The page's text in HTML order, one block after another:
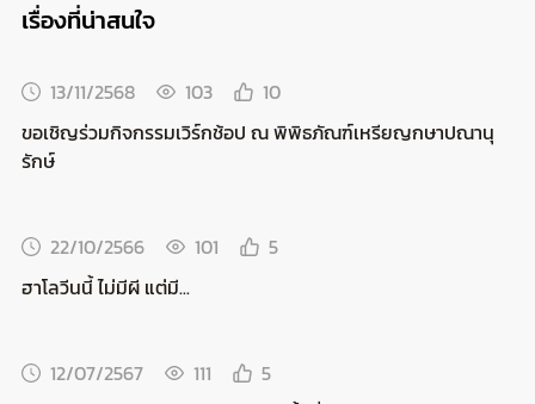
เรื่องที่น่าสนใจ
13/11/2568 103
10
ขอเชิญร่วมกิจกรรมเวิร์กช้อป ณ พิพิธภัณฑ์เหรียญกษาปณานุ
รักษ์
22/10/2566 101
5
ฮาโลวีนนี้ ไม่มีผี แต่มี...
12/07/2567 111
5